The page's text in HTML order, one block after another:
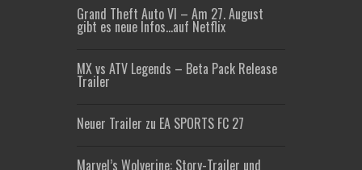
Grand Theft Auto VI – Am 27. August
gibt es neue Infos…auf Netflix
MX vs ATV Legends – Beta Pack Release
Trailer
Neuer Trailer zu EA SPORTS FC 27
Marvel’s Wolverine: Story-Trailer und